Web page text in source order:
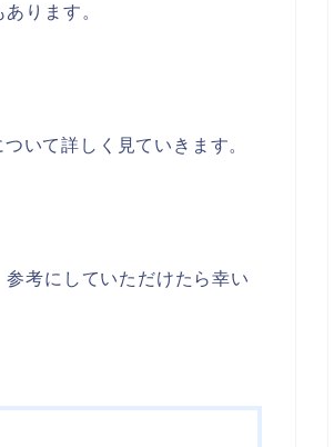
ります。
ついて詳しく見ていきます。
考にしていただけたら幸い